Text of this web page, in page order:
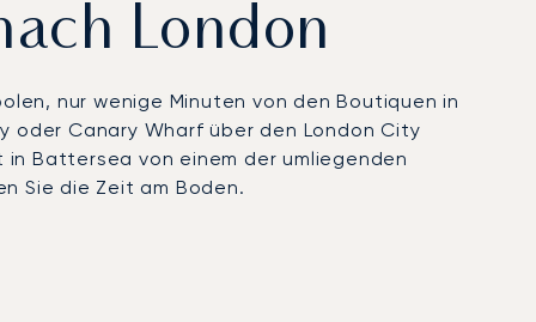
London
nur wenige Minuten von den Boutiquen in
oder Canary Wharf über den London City
Battersea von einem der umliegenden
Sie die Zeit am Boden.